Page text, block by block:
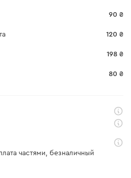
90 ₴
120 ₴
198 ₴
80 ₴
частями, безналичный